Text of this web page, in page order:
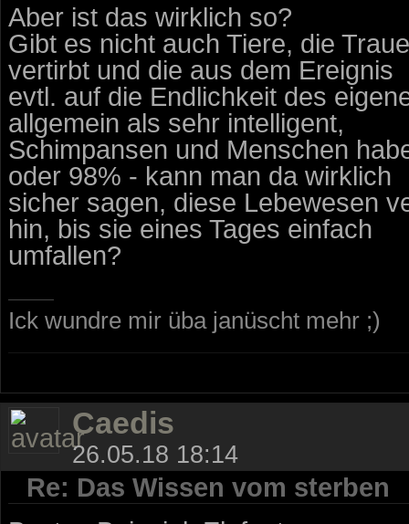
Aber ist das wirklich so?
Gibt es nicht auch Tiere, die
vertirbt und die aus dem Ereignis
evtl. auf die Endlichkeit des
allgemein als sehr intelligent,
Schimpansen und Menschen
oder 98% - kann man da wirklich
sicher sagen, diese Lebewesen
hin, bis sie eines Tages einfach
umfallen?
Ick wundre mir üba janüscht mehr ;)
Caedis
26.05.18 18:14
Re: Das Wissen vom sterben